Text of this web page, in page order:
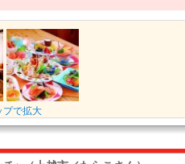
プで拡大